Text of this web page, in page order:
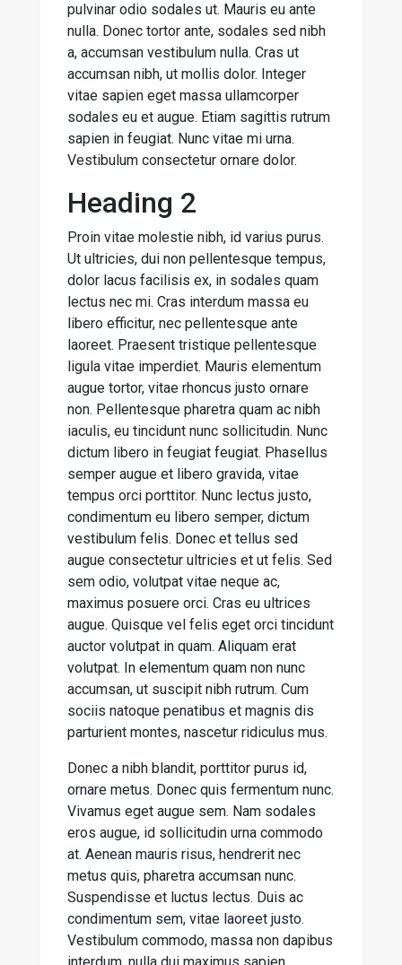
pulvinar odio sodales ut. Mauris eu ante
nulla. Donec tortor ante, sodales sed nibh
a, accumsan vestibulum nulla. Cras ut
accumsan nibh, ut mollis dolor. Integer
vitae sapien eget massa ullamcorper
sodales eu et augue. Etiam sagittis rutrum
sapien in feugiat. Nunc vitae mi urna.
Vestibulum consectetur ornare dolor.
Heading 2
Proin vitae molestie nibh, id varius purus.
Ut ultricies, dui non pellentesque tempus,
dolor lacus facilisis ex, in sodales quam
lectus nec mi. Cras interdum massa eu
libero efficitur, nec pellentesque ante
laoreet. Praesent tristique pellentesque
ligula vitae imperdiet. Mauris elementum
augue tortor, vitae rhoncus justo ornare
non. Pellentesque pharetra quam ac nibh
iaculis, eu tincidunt nunc sollicitudin. Nunc
dictum libero in feugiat feugiat. Phasellus
semper augue et libero gravida, vitae
tempus orci porttitor. Nunc lectus justo,
condimentum eu libero semper, dictum
vestibulum felis. Donec et tellus sed
augue consectetur ultricies et ut felis. Sed
sem odio, volutpat vitae neque ac,
maximus posuere orci. Cras eu ultrices
augue. Quisque vel felis eget orci tincidunt
auctor volutpat in quam. Aliquam erat
volutpat. In elementum quam non nunc
accumsan, ut suscipit nibh rutrum. Cum
sociis natoque penatibus et magnis dis
parturient montes, nascetur ridiculus mus.
Donec a nibh blandit, porttitor purus id,
ornare metus. Donec quis fermentum nunc.
Vivamus eget augue sem. Nam sodales
eros augue, id sollicitudin urna commodo
at. Aenean mauris risus, hendrerit nec
metus quis, pharetra accumsan nunc.
Suspendisse et luctus lectus. Duis ac
condimentum sem, vitae laoreet justo.
Vestibulum commodo, massa non dapibus